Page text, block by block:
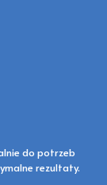
do potrzeb
rezultaty.​